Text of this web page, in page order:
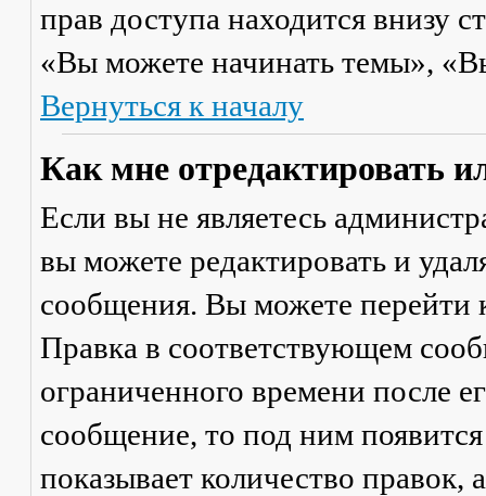
прав доступа находится внизу
«Вы можете начинать темы»,
Вернуться к началу
Как мне отредактировать
Если вы не являетесь
вы можете редактировать и
сообщения. Вы можете перейти
Правка в соответствующем
ограниченного времени после
сообщение, то под ним
показывает количество правок,